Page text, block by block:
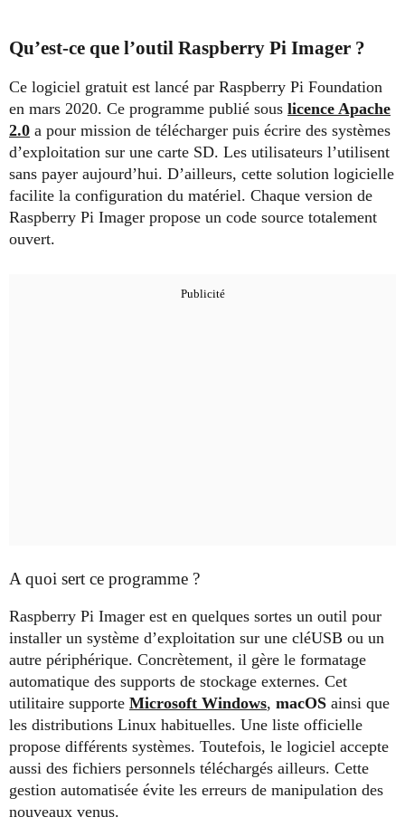
Qu’est-ce que l’outil Raspberry Pi Imager ?
Ce logiciel gratuit est lancé par Raspberry Pi Foundation
en mars 2020. Ce programme publié sous licence Apache
2.0 a pour mission de télécharger puis écrire des systèmes
d’exploitation sur une carte SD. Les utilisateurs l’utilisent
sans payer aujourd’hui. D’ailleurs, cette solution logicielle
facilite la configuration du matériel. Chaque version de
Raspberry Pi Imager propose un code source totalement
ouvert.
A quoi sert ce programme ?
Raspberry Pi Imager est en quelques sortes un outil pour
installer un système d’exploitation sur une cléUSB ou un
autre périphérique. Concrètement, il gère le formatage
automatique des supports de stockage externes. Cet
utilitaire supporte Microsoft Windows, macOS ainsi que
les distributions Linux habituelles. Une liste officielle
propose différents systèmes. Toutefois, le logiciel accepte
aussi des fichiers personnels téléchargés ailleurs. Cette
gestion automatisée évite les erreurs de manipulation des
nouveaux venus.